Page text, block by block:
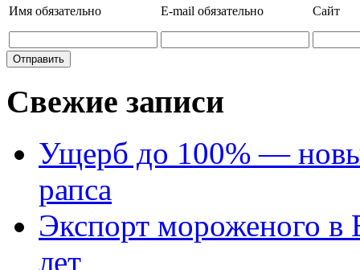
Имя обязательно E-mail обязательно Сайт
Свежие записи
Ущерб до 100% —
рапса
Экспорт мороженого в
лет